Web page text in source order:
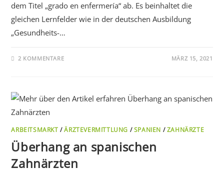
dem Titel „grado en enfermería“ ab. Es beinhaltet die
gleichen Lernfelder wie in der deutschen Ausbildung
„Gesundheits-…
2 KOMMENTARE MÄRZ 15, 2021
ARBEITSMARKT /ÄRZTEVERMITTLUNG /SPANIEN /ZAHNÄRZTE
Überhang an spanischen
Zahnärzten